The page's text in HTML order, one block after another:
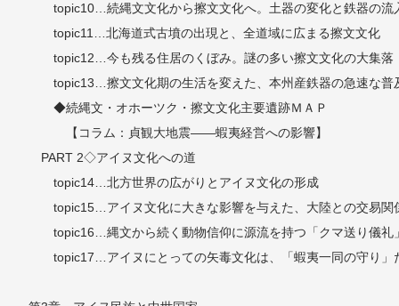
topic10…続縄文文化から擦文文化へ。土器の変化と鉄器の流
topic11…北海道式古墳の出現と、全道域に広まる擦文文化
topic12…今も残る住居のくぼみ。謎の多い擦文文化の大集落
topic13…擦文文化期の生活を変えた、本州産鉄器の急速な普
◆続縄文・オホーツク・擦文文化主要遺跡ＭＡＰ
【コラム：貞観大地震――蝦夷経営への影響】
PART 2◇アイヌ文化への道
topic14…北方世界の広がりとアイヌ文化の形成
topic15…アイヌ文化に大きな影響を与えた、大陸との交易関
topic16…縄文から続く動物信仰に源流を持つ「クマ送り儀礼」
topic17…アイヌにとっての矢毒文化は、「蝦夷一同の守り」